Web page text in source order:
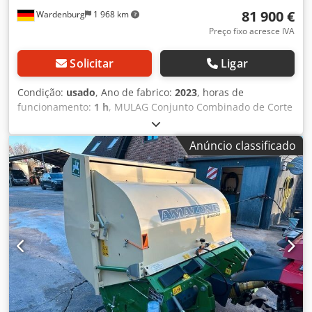
Wardenburg 1 968 km 81 900 €
Preço fixo acresce IVA
Solicitar Ligar
Condição: usado, Ano de fabrico: 2023, horas de
funcionamento: 1 h, MULAG Conjunto Combinado de Corte
MKF 600 para montagem em Unimog Conjunto de corte
MKF600 composto por: - Braço de corte frontal MFK 500 -
Cortador de faixa de borda MRF Equipamento base para
operação com um ou dois operadores, projetado para
placa de montagem frontal tamanho 5, com a seguinte
configuração: Equipamento do braço de corte frontal MFK
500 * para operação à direita * Ângulo de giro do braço:
190 graus * Sistema hidráulico de proteção contra colisão
com amortecimento do braço por acumulador hidráulico *
Deslocamento lateral hidráulico do braço de 1300 mm (em
operação combinada) / 1800 mm (em operação solo) *
Posição flutuante de engate/desengate para os
equipamentos de trabalho * Sistema de troca rápida para
Anúncio classificado